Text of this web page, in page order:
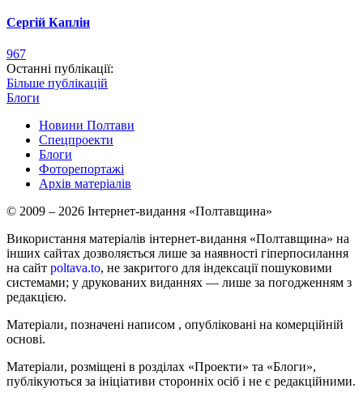
Сергій Каплін
967
Останні публікації:
Більше публікацій
Блоги
Новини Полтави
Спецпроекти
Блоги
Фоторепортажі
Архів матеріалів
© 2009 – 2026 Інтернет-видання «Полтавщина»
Використання матеріалів інтернет-видання «Полтавщина» на
інших сайтах дозволяється лише за наявності гіперпосилання
на сайт poltava.to, не закритого для індексації пошуковими
системами; у друкованих виданнях — лише за погодженням з
редакцією.
Матеріали, позначені написом , опубліковані на комерційній
основі.
Матеріали, розміщені в розділах «Проекти» та «Блоги»,
публікуються за ініціативи сторонніх осіб і не є редакційними.